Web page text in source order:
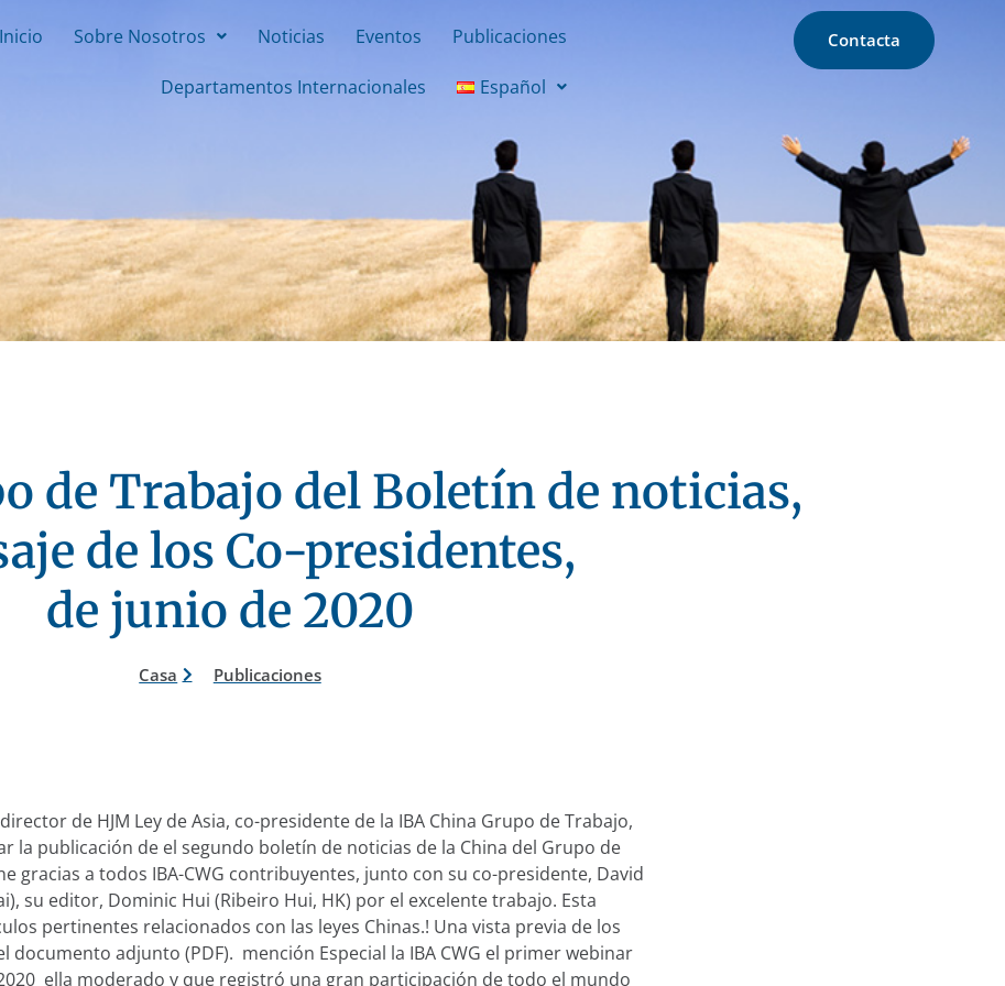
Inicio Sobre Nosotros Noticias Eventos Publicaciones
Departamentos Internacionales Español
Contacta
de Trabajo del Boletín de noticias,
de los Co-presidentes,
de junio de 2020
Casa Publicaciones
de HJM Ley de Asia, co-presidente de la IBA China Grupo de Trabajo,
la publicación de el segundo boletín de noticias de la China del Grupo de
gracias a todos IBA-CWG contribuyentes, junto con su co-presidente, David
su editor, Dominic Hui (Ribeiro Hui, HK) por el excelente trabajo. Esta
pertinentes relacionados con las leyes Chinas.! Una vista previa de los
documento adjunto (PDF). mención Especial la IBA CWG el primer webinar
ella moderado y que registró una gran participación de todo el mundo